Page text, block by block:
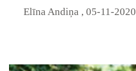
Elīna Andiņa , 05-11-2020